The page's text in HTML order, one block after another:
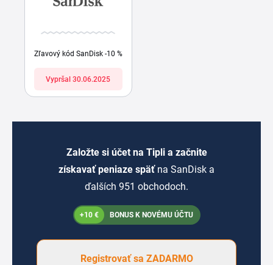
Zľavový kód SanDisk -10 %
Vypršal 30.06.2025
Založte si účet na Tipli a začnite
získavať peniaze späť na SanDisk a
ďalších 951 obchodoch.
+10 € BONUS K NOVÉMU ÚČTU
Registrovať sa ZADARMO